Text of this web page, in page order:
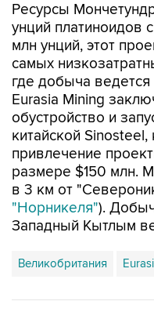
Ресурсы
унций платиноидов
млн унций, этот
самых
где добыча
Eurasia Mining
обустройство и
китайской
привлечение
размере $150 млн.
в 3 км от
"Норникеля").
Западный Кытлым
Великобритания